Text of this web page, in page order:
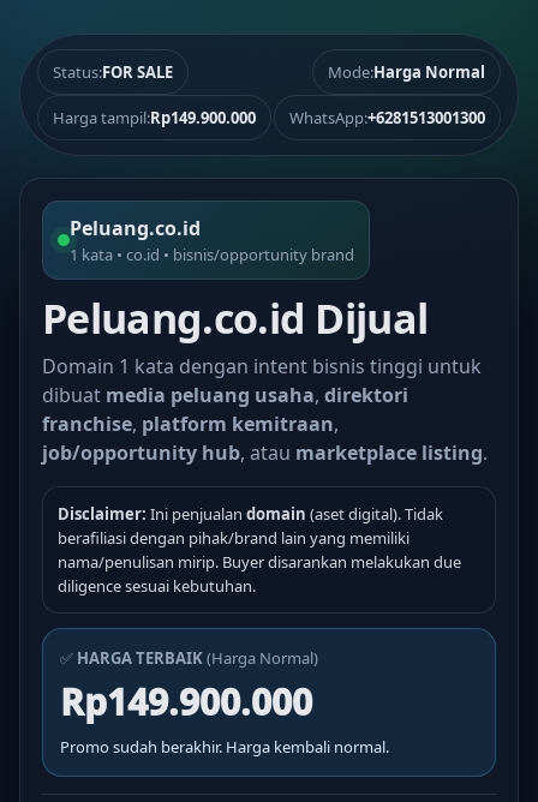
Status:FOR SALE Mode:Harga Normal
Harga tampil:Rp149.900.000 WhatsApp:+6281513001300
Peluang.co.id
1 kata • co.id • bisnis/opportunity brand
Peluang.co.id Dijual
Domain 1 kata dengan intent bisnis tinggi untuk
dibuat media peluang usaha, direktori
franchise, platform kemitraan,
job/opportunity hub, atau marketplace listing.
Disclaimer: Ini penjualan domain (aset digital). Tidak
berafiliasi dengan pihak/brand lain yang memiliki
nama/penulisan mirip. Buyer disarankan melakukan due
diligence sesuai kebutuhan.
✅ HARGA TERBAIK(Harga Normal)
Rp149.900.000
Promo sudah berakhir. Harga kembali normal.